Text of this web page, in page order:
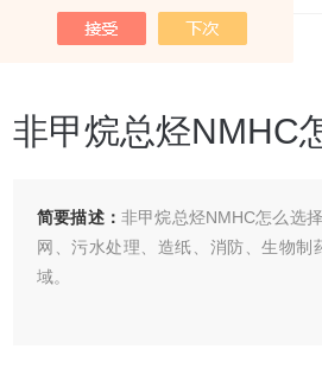
PID非甲烷总烃NMHC怎么选择
非甲烷总烃NMHC
简要描述：非甲烷总烃NMHC怎么选
网、污水处理、造纸、消防、生物
域。